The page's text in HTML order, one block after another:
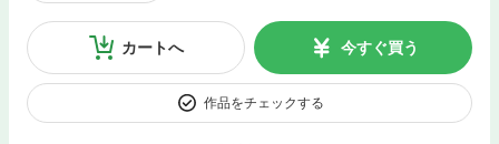
カートへ 今すぐ買う
作品をチェックする